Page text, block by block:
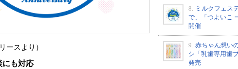
ースより）
にも対応
8.
ミルクフェス
で、「つよいこ
開催
9. 赤ちゃん想い
シ「乳歯専用歯
発売